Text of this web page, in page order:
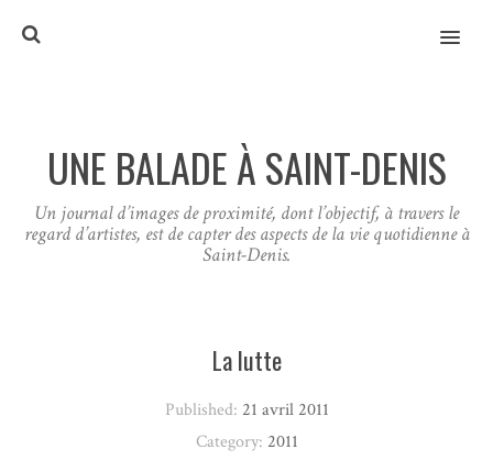
MENU
UNE BALADE À SAINT-DENIS
Un journal d’images de proximité, dont l’objectif, à travers le
regard d’artistes, est de capter des aspects de la vie quotidienne à
Saint-Denis.
La lutte
Published: 21 avril 2011
Category: 2011